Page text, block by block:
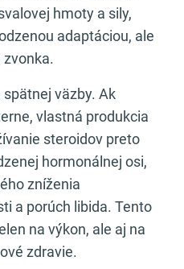
hmoty a sily,
adaptáciou, ale
väzby. Ak
vlastná produkcia
steroidov preto
hormonálnej osi,
zníženia
a porúch libida. Tento
na výkon, ale aj na
zdravie.